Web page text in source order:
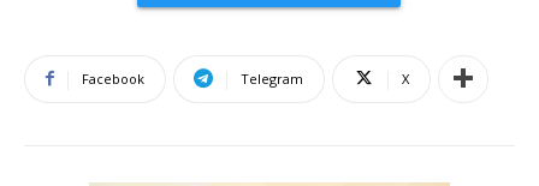
Facebook Telegram X